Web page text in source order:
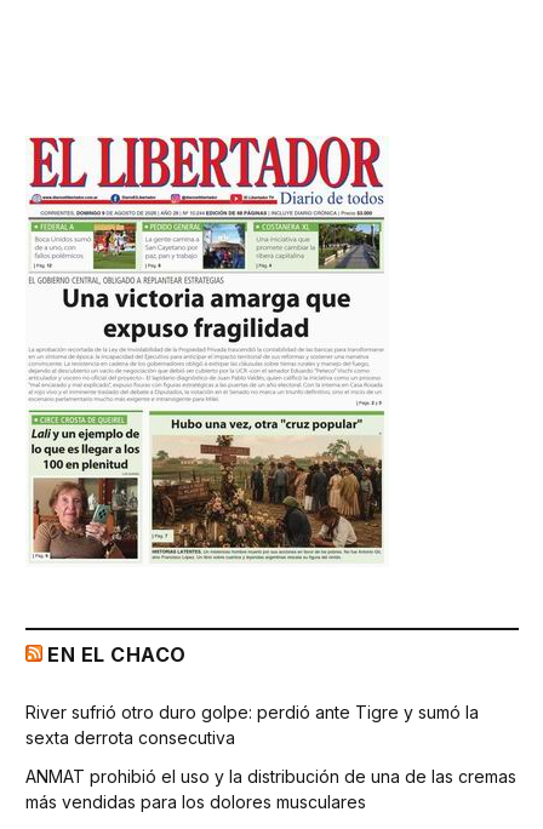
EN EL CHACO
River sufrió otro duro golpe: perdió ante Tigre y sumó la
sexta derrota consecutiva
ANMAT prohibió el uso y la distribución de una de las cremas
más vendidas para los dolores musculares